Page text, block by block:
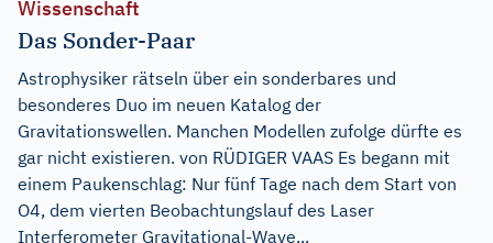
Wissenschaft
Das Sonder-Paar
Astrophysiker rätseln über ein sonderbares und
besonderes Duo im neuen Katalog der
Gravitationswellen. Manchen Modellen zufolge dürfte es
gar nicht existieren. von RÜDIGER VAAS Es begann mit
einem Paukenschlag: Nur fünf Tage nach dem Start von
O4, dem vierten Beobachtungslauf des Laser
Interferometer Gravitational-Wave...